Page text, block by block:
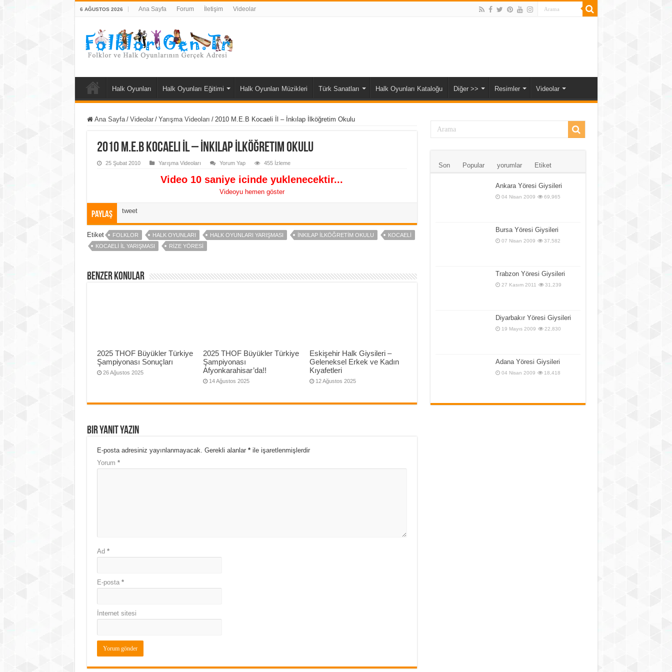
6 AĞUSTOS 2026 Ana Sayfa Forum İletişim Videolar
Halk Oyunları Halk Oyunları Eğitimi Halk Oyunları Müzikleri Türk Sanatları Halk Oyunları Kataloğu Diğer >> Resimler Videolar
Ana Sayfa / Videolar / Yarışma Videoları / 2010 M.E.B Kocaeli İl – İnkılap İlköğretim Okulu
2010 M.E.B Kocaeli İl – İnkılap İlköğretim Okulu
25 Şubat 2010 Yarışma Videoları Yorum Yap 455 İzleme
Video 10 saniye icinde yuklenecektir...
Videoyu hemen göster
Paylaş tweet
Etiket FOLKLOR HALK OYUNLARI HALK OYUNLARI YARIŞMASI İNKILAP İLKÖĞRETIM OKULU
KOCAELI
KOCAELI IL YARIŞMASI
RIZE YÖRESI
Benzer Konular
2025 THOF Büyükler Türkiye
Şampiyonası Sonuçları
26 Ağustos 2025
2025 THOF Büyükler Türkiye
Şampiyonası
Afyonkarahisar’da!!
14 Ağustos 2025
Eskişehir Halk Giysileri –
Geleneksel Erkek ve Kadın
Kıyafetleri
12 Ağustos 2025
Bir yanıt yazın
E-posta adresiniz yayınlanmayacak. Gerekli alanlar *ile işaretlenmişlerdir
Yorum *
Ad *
E-posta *
İnternet sitesi
Son Popular yorumlar Etiket
Ankara Yöresi Giysileri
04 Nisan 2009 69,965
Bursa Yöresi Giysileri
07 Nisan 2009 37,582
Trabzon Yöresi Giysileri
27 Kasım 2011 31,239
Diyarbakır Yöresi Giysileri
19 Mayıs 2009 22,830
Adana Yöresi Giysileri
04 Nisan 2009 18,418